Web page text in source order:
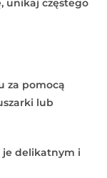
unikaj częstego
za pomocą
lub
je delikatnym i